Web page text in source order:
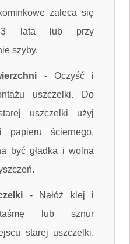
zaleca się
3 lata lub przy
szyby.
- Oczyść i
uszczelki. Do
uszczelki użyj
papieru ściernego.
być gładka i wolna
-
Nałóż klej i
lub sznur
starej uszczelki.